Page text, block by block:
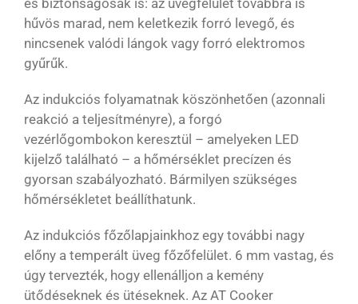
hűvös marad, nem keletkezik forró levegő, és
nincsenek valódi lángok vagy forró elektromos
gyűrűk.
Az indukciós folyamatnak köszönhetően (azonnali
reakció a teljesítményre), a forgó
vezérlőgombokon keresztül – amelyeken LED
kijelző található – a hőmérséklet precízen és
gyorsan szabályozható. Bármilyen szükséges
hőmérsékletet beállíthatunk.
Az indukciós főzőlapjainkhoz egy további nagy
előny a temperált üveg főzőfelület. 6 mm vastag, és
úgy tervezték, hogy ellenálljon a kemény
ütődéseknek és ütéseknek. Az AT Cooker